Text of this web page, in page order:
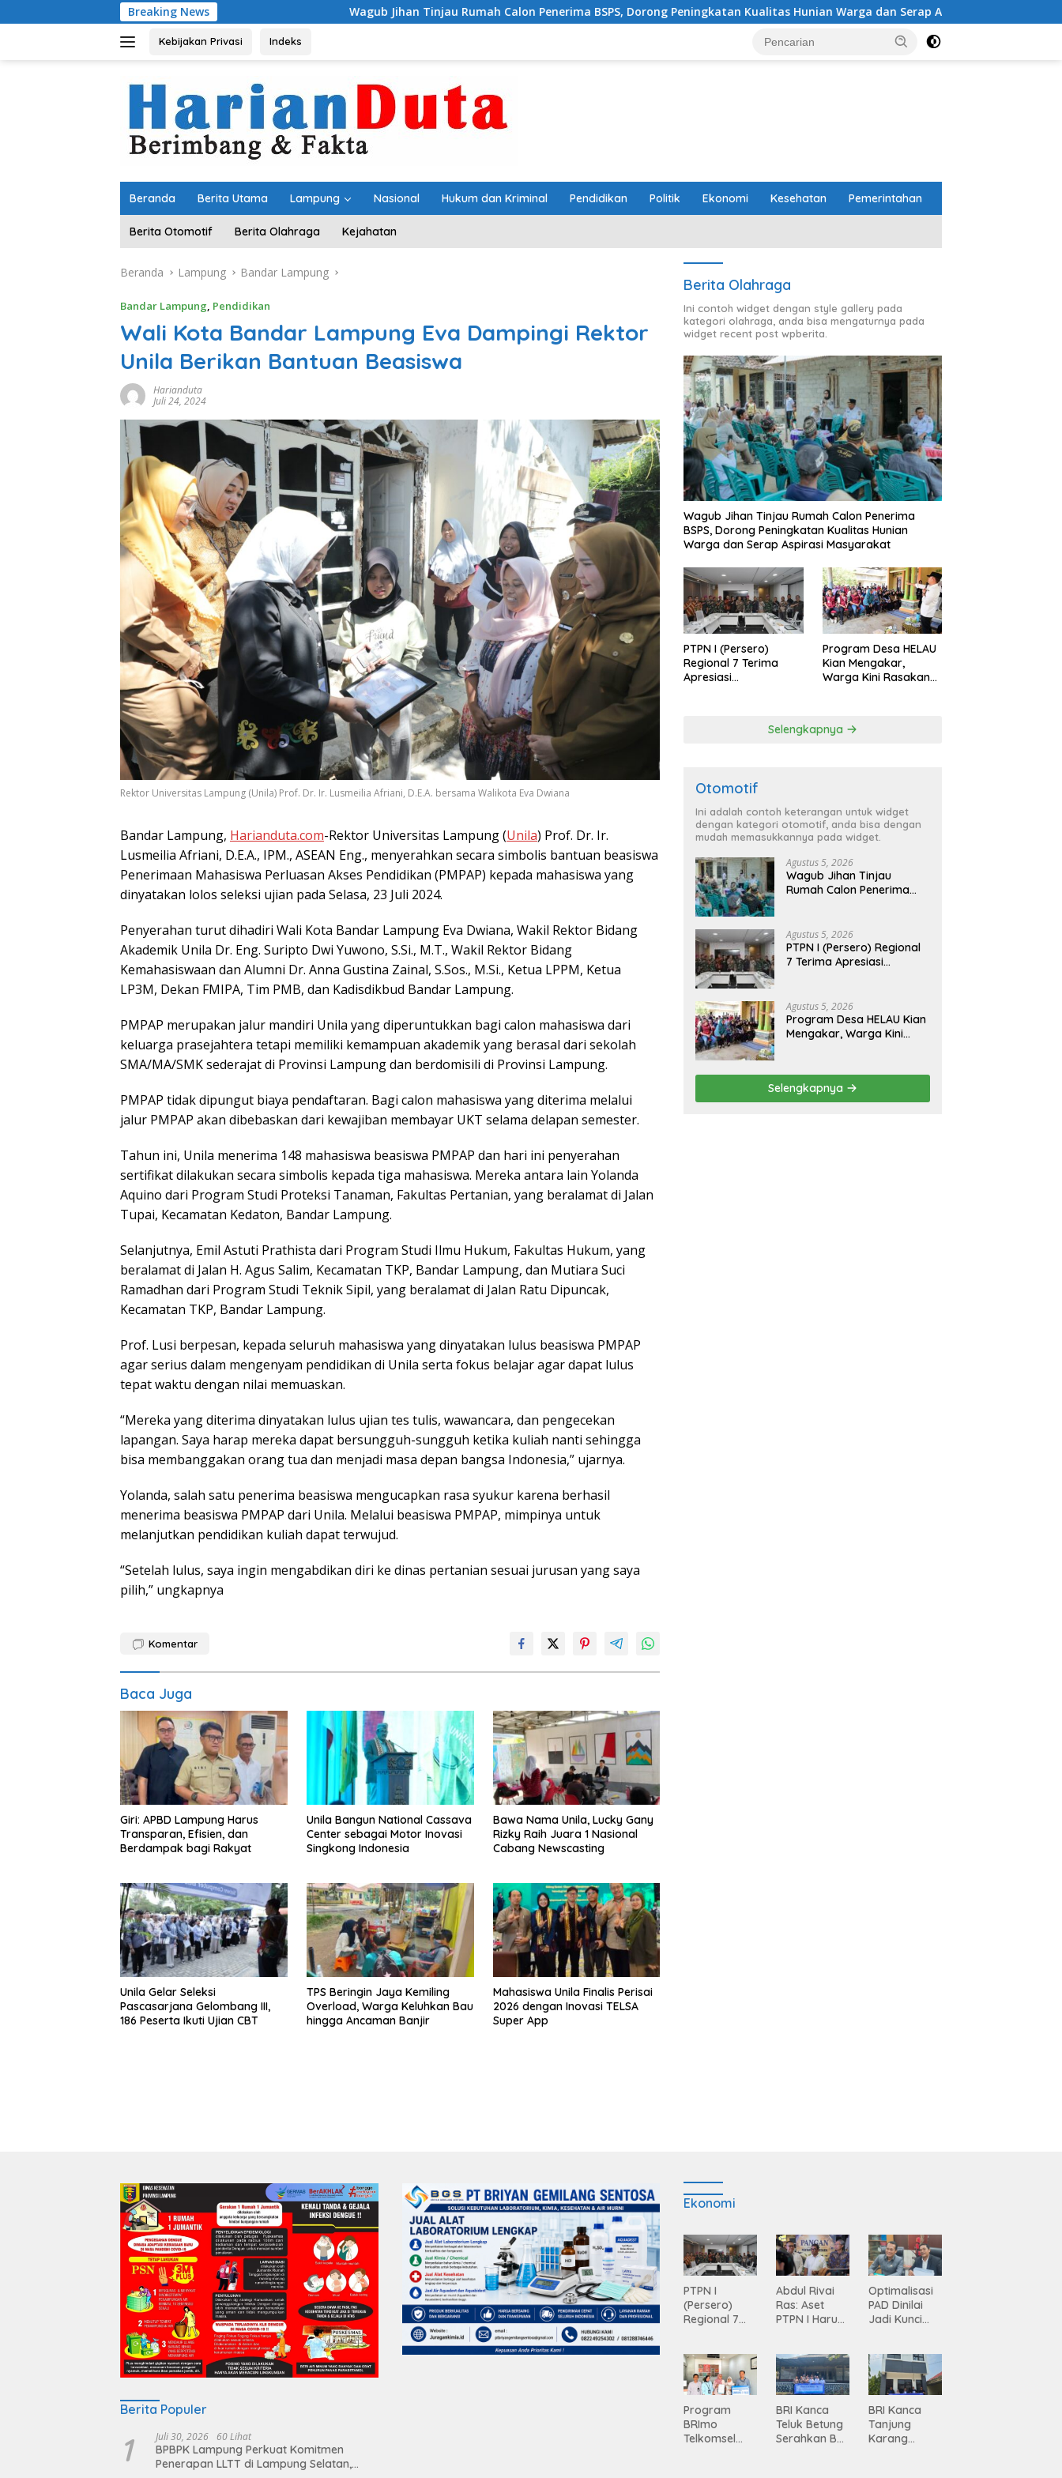
ke
Breaking News Wagub Jihan Tinjau Rumah Calon Penerima BSPS, Dorong Peningkatan Kualitas Hunian Warga dan Serap Aspirasi Masyarakat
Kebijakan Privasi Indeks
Beranda Berita Utama Lampung Nasional Hukum dan Kriminal Pendidikan Politik Ekonomi Kesehatan Pemerintahan
Berita Otomotif Berita Olahraga Kejahatan
Beranda Lampung Bandar Lampung
Bandar Lampung, Pendidikan
Wali Kota Bandar Lampung Eva Dampingi Rektor
Unila Berikan Bantuan Beasiswa
Harianduta
Juli 24, 2024
Rektor Universitas Lampung (Unila) Prof. Dr. Ir. Lusmeilia Afriani, D.E.A. bersama Walikota Eva Dwiana
Bandar Lampung, Harianduta.com-Rektor Universitas Lampung (Unila) Prof. Dr. Ir.
Lusmeilia Afriani, D.E.A., IPM., ASEAN Eng., menyerahkan secara simbolis bantuan beasiswa
Penerimaan Mahasiswa Perluasan Akses Pendidikan (PMPAP) kepada mahasiswa yang
dinyatakan lolos seleksi ujian pada Selasa, 23 Juli 2024.
Penyerahan turut dihadiri Wali Kota Bandar Lampung Eva Dwiana, Wakil Rektor Bidang
Akademik Unila Dr. Eng. Suripto Dwi Yuwono, S.Si., M.T., Wakil Rektor Bidang
Kemahasiswaan dan Alumni Dr. Anna Gustina Zainal, S.Sos., M.Si., Ketua LPPM, Ketua
LP3M, Dekan FMIPA, Tim PMB, dan Kadisdikbud Bandar Lampung.
PMPAP merupakan jalur mandiri Unila yang diperuntukkan bagi calon mahasiswa dari
keluarga prasejahtera tetapi memiliki kemampuan akademik yang berasal dari sekolah
SMA/MA/SMK sederajat di Provinsi Lampung dan berdomisili di Provinsi Lampung.
PMPAP tidak dipungut biaya pendaftaran. Bagi calon mahasiswa yang diterima melalui
jalur PMPAP akan dibebaskan dari kewajiban membayar UKT selama delapan semester.
Tahun ini, Unila menerima 148 mahasiswa beasiswa PMPAP dan hari ini penyerahan
sertifikat dilakukan secara simbolis kepada tiga mahasiswa. Mereka antara lain Yolanda
Aquino dari Program Studi Proteksi Tanaman, Fakultas Pertanian, yang beralamat di Jalan
Tupai, Kecamatan Kedaton, Bandar Lampung.
Selanjutnya, Emil Astuti Prathista dari Program Studi Ilmu Hukum, Fakultas Hukum, yang
beralamat di Jalan H. Agus Salim, Kecamatan TKP, Bandar Lampung, dan Mutiara Suci
Ramadhan dari Program Studi Teknik Sipil, yang beralamat di Jalan Ratu Dipuncak,
Kecamatan TKP, Bandar Lampung.
Prof. Lusi berpesan, kepada seluruh mahasiswa yang dinyatakan lulus beasiswa PMPAP
agar serius dalam mengenyam pendidikan di Unila serta fokus belajar agar dapat lulus
tepat waktu dengan nilai memuaskan.
“Mereka yang diterima dinyatakan lulus ujian tes tulis, wawancara, dan pengecekan
lapangan. Saya harap mereka dapat bersungguh-sungguh ketika kuliah nanti sehingga
bisa membanggakan orang tua dan menjadi masa depan bangsa Indonesia,” ujarnya.
Yolanda, salah satu penerima beasiswa mengucapkan rasa syukur karena berhasil
menerima beasiswa PMPAP dari Unila. Melalui beasiswa PMPAP, mimpinya untuk
melanjutkan pendidikan kuliah dapat terwujud.
“Setelah lulus, saya ingin mengabdikan diri ke dinas pertanian sesuai jurusan yang saya
pilih,” ungkapnya
Komentar
Baca Juga
Giri: APBD Lampung Harus
Transparan, Efisien, dan
Berdampak bagi Rakyat
Unila Bangun National Cassava
Center sebagai Motor Inovasi
Singkong Indonesia
Bawa Nama Unila, Lucky Gany
Rizky Raih Juara 1 Nasional
Cabang Newscasting
Unila Gelar Seleksi
Pascasarjana Gelombang III,
186 Peserta Ikuti Ujian CBT
TPS Beringin Jaya Kemiling
Overload, Warga Keluhkan Bau
hingga Ancaman Banjir
Mahasiswa Unila Finalis Perisai
2026 dengan Inovasi TELSA
Super App
Berita Olahraga
Ini contoh widget dengan style gallery pada
kategori olahraga, anda bisa mengaturnya pada
widget recent post wpberita.
Wagub Jihan Tinjau Rumah Calon Penerima
BSPS, Dorong Peningkatan Kualitas Hunian
Warga dan Serap Aspirasi Masyarakat
PTPN I (Persero)
Regional 7 Terima
Apresiasi
Program Desa HELAU
Kian Mengakar,
Warga Kini Rasakan
Selengkapnya
Otomotif
Ini adalah contoh keterangan untuk widget
dengan kategori otomotif, anda bisa dengan
mudah memasukkannya pada widget.
Agustus 5, 2026
Wagub Jihan Tinjau
Rumah Calon Penerima
dan Serap Aspirasi
Masyarakat
Agustus 5, 2026
PTPN I (Persero) Regional
7 Terima Apresiasi
Agustus 5, 2026
Program Desa HELAU Kian
Mengakar, Warga Kini
Selengkapnya
Berita Populer
1 Juli 30, 2026 60 Lihat
BPBPK Lampung Perkuat Komitmen
Penerapan LLTT di Lampung Selatan,
Ekonomi
PTPN I
(Persero)
Regional 7
Pengamanan
Aset dari
Holding
Abdul Rivai
Ras: Aset
PTPN I Harus
Optimalisasi
PAD Dinilai
Jadi Kunci
n
Infrastruktur
Lampung
Program
BRImo
Telkomsel
BRI Kanca
Teluk Betung
Serahkan BRI
BRI Kanca
Tanjung
Karang